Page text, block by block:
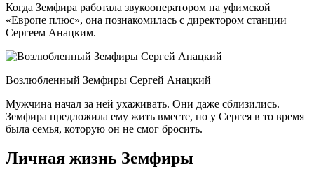
Когда Земфира работала звукооператором на уфимской
«Европе плюс», она познакомилась с директором станции
Сергеем Анацким.
Возлюбленный Земфиры Сергей Анацкий
Мужчина начал за ней ухаживать. Они даже сблизились.
Земфира предложила ему жить вместе, но у Сергея в то время
была семья, которую он не смог бросить.
Личная жизнь Земфиры